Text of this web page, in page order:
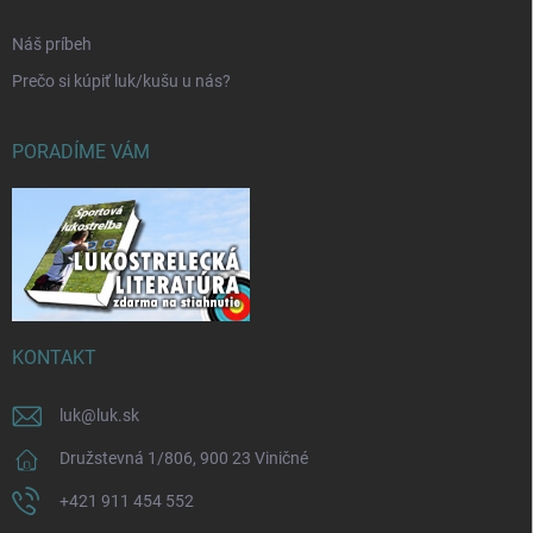
Náš príbeh
Prečo si kúpiť luk/kušu u nás?
PORADÍME VÁM
KONTAKT
luk@ luk.sk
Družstevná 1/806, 900 23 Viničné
+421 911 454 552